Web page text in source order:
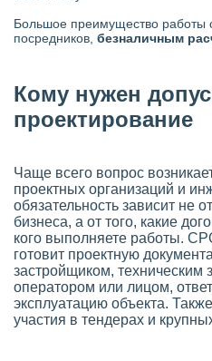
Большое преимущество работы
посредников, безналичным
Кому нужен
проектирование
Чаще всего вопрос
проектных организаций и
обязательность зависит не
бизнеса, а от того, какие
кого выполняете работы.
готовит проектную
застройщиком, техническим
оператором или лицом,
эксплуатацию объекта.
участия в тендерах и